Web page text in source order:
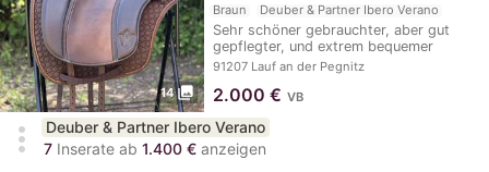
14 photo_library
Braun Deuber & Partner Ibero Verano
Sehr schöner gebrauchter, aber gut
gepflegter, und extrem bequemer
barocker Reitsattel…
91207 Lauf an der Pegnitz
2.000 € VB
more_vert
Deuber & Partner Ibero Verano
7 Inserate ab 1.400 € anzeigen